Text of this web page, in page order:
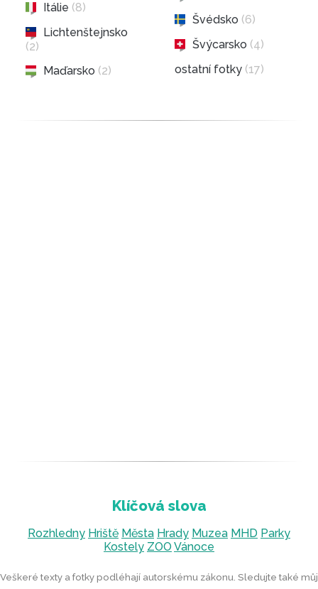
Itálie (8)
Lichtenštejnsko
(2)
Maďarsko (2)
Švédsko (6)
Švýcarsko (4)
ostatní fotky (17)
Rozhledny Hriště Města Hrady Muzea MHD Parky
Kostely ZOO Vánoce
Veškeré texty a fotky podléhají autorskému zákonu. Sledujte také můj